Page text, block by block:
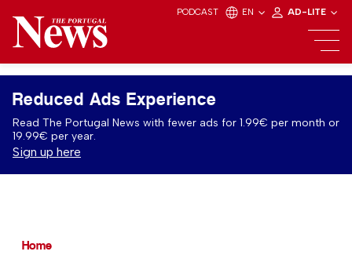
PODCAST EN AD-LITE
Reduced Ads Experience
Read The Portugal News with fewer ads for 1.99€ per month or
19.99€ per year.
Sign up here
Home